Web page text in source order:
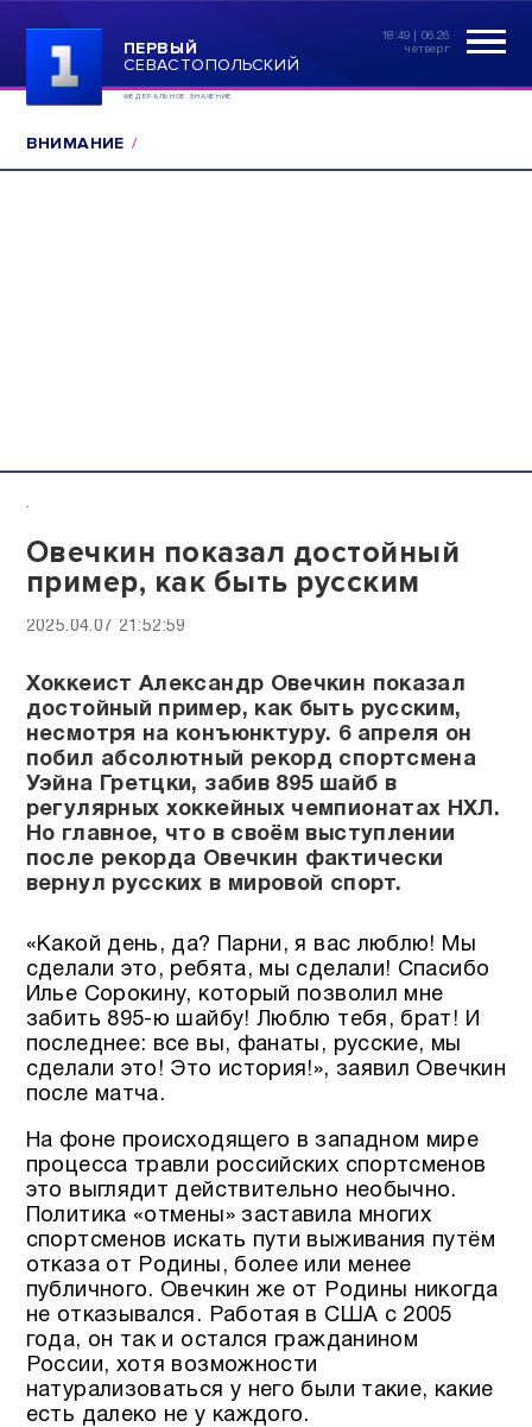
ПЕРВЫЙ
СЕВАСТОПОЛЬСКИЙ
ФЕДЕРАЛЬНОЕ ЗНАЧЕНИЕ
18:49 | 06.26
четверг
ВНИМАНИЕ
.
Овечкин показал достойный
пример, как быть русским
2025.04.07 21:52:59
Хоккеист Александр Овечкин показал
достойный пример, как быть русским,
несмотря на конъюнктуру. 6 апреля он
побил абсолютный рекорд спортсмена
Уэйна Гретцки, забив 895 шайб в
регулярных хоккейных чемпионатах НХЛ.
Но главное, что в своём выступлении
после рекорда Овечкин фактически
вернул русских в мировой спорт.
«Какой день, да? Парни, я вас люблю! Мы
сделали это, ребята, мы сделали! Спасибо
Илье Сорокину, который позволил мне
забить 895-ю шайбу! Люблю тебя, брат! И
последнее: все вы, фанаты, русские, мы
сделали это! Это история!», заявил Овечкин
после матча.
На фоне происходящего в западном мире
процесса травли российских спортсменов
это выглядит действительно необычно.
Политика «отмены» заставила многих
спортсменов искать пути выживания путём
отказа от Родины, более или менее
публичного. Овечкин же от Родины никогда
не отказывался. Работая в США с 2005
года, он так и остался гражданином
России, хотя возможности
натурализоваться у него были такие, какие
есть далеко не у каждого.